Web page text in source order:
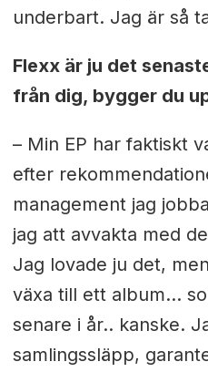
underbart. Jag är så
Flexx är ju det
från dig, bygger du
– Min EP har faktiskt
efter
management jag
jag att avvakta med
Jag lovade ju det,
växa till ett album...
senare i år.. kanske.
samlingssläpp,